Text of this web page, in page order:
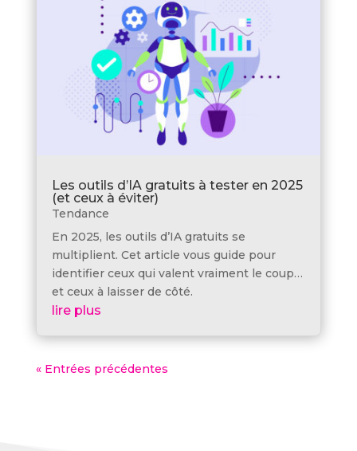
Les outils d’IA gratuits à tester en 2025
(et ceux à éviter)
Tendance
En 2025, les outils d’IA gratuits se
multiplient. Cet article vous guide pour
identifier ceux qui valent vraiment le coup…
et ceux à laisser de côté.
lire plus
« Entrées précédentes